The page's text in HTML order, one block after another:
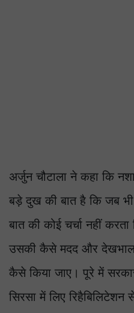
अर्जुन चौटाला ने कहा कि
बड़े दुख की बात है कि जब
बात की कोई चर्चा नहीं
उसकी कैसे मदद और देखभाल
कैसे किया जाए। पूरे में
सिरसा में लिए रिहैबिलिटेशन